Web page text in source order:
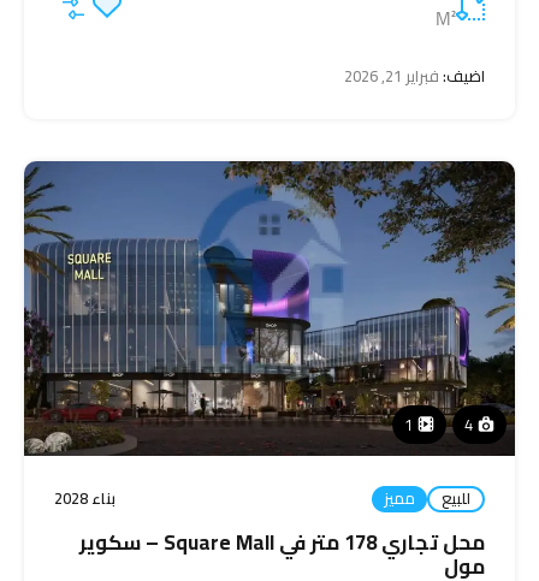
M²
اضيف:فبراير 21, 2026
4
1
للبيع مميز بناء 2028
محل تجاري 178 متر في Square Mall – سكوير
مول